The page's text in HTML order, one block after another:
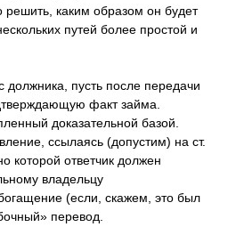
решить, каким образом он будет
путей более простой и
должника, пусть после передачи
факт займа.
доказательной базой.
ссылаясь (допустим) на ст.
которой ответчик должен
владельцу
(если, скажем, это был
перевод.